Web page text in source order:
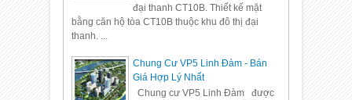
đại thanh CT10B. Thiết kế mặt
bằng căn hộ tòa CT10B thuộc khu đô thị đại
thanh. ...
Chung Cư VP5 Linh Đàm - Bán
Giá Hợp Lý Nhất
Chung cư VP5 Linh Đàm được